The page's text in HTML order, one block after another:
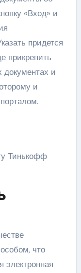
«Вход» и
придется
прикрепить
и
и
Тинькофф
что
электронная